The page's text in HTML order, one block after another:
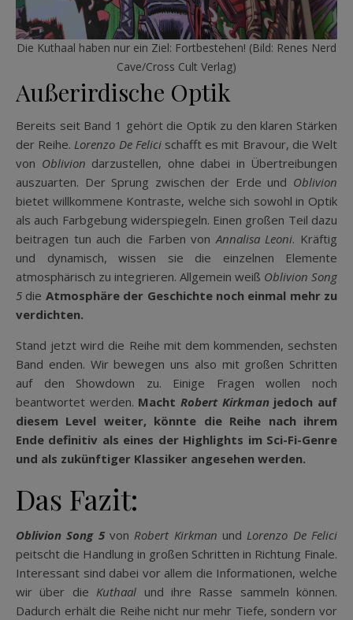
Die Kuthaal haben nur ein Ziel: Fortbestehen! (Bild: Renes Nerd
Cave/Cross Cult Verlag)
Außerirdische Optik
Bereits seit Band 1 gehört die Optik zu den klaren Stärken
der Reihe.Lorenzo De Felicischafft es mit Bravour, die Welt
von Oblivion darzustellen, ohne dabei in Übertreibungen
auszuarten. Der Sprung zwischen der Erde und Oblivion
bietet willkommene Kontraste, welche sich sowohl in Optik
als auch Farbgebung widerspiegeln. Einen großen Teil dazu
beitragen tun auch die Farben vonAnnalisa Leoni. Kräftig
und dynamisch, wissen sie die einzelnen Elemente
atmosphärisch zu integrieren. Allgemein weiß Oblivion Song
5 die Atmosphäre der Geschichte noch einmal mehr zu
verdichten.
Stand jetzt wird die Reihe mit dem kommenden, sechsten
Band enden. Wir bewegen uns also mit großen Schritten
auf den Showdown zu. Einige Fragen wollen noch
beantwortet werden. MachtRobert Kirkmanjedoch auf
diesem Level weiter, könnte die Reihe nach ihrem
Ende definitiv als eines der Highlights im Sci-Fi-Genre
und als zukünftiger Klassiker angesehen werden.
Das Fazit:
Oblivion Song 5vonRobert Kirkman undLorenzo De Felici
peitscht die Handlung in großen Schritten in Richtung Finale.
Interessant sind dabei vor allem die Informationen, welche
wir über dieKuthaal und ihre Rasse sammeln können.
Dadurch erhält die Reihe nicht nur mehr Tiefe, sondern vor